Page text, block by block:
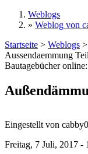
Sie sind hier
Weblogs
» Weblog von
Startseite > Weblogs >
Aussendaemmung
Bautagebücher online:
Eingestellt von
Freitag, 7 Juli, 2017 -